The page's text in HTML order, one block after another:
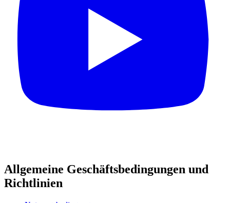
Allgemeine Geschäftsbedingungen und
Richtlinien